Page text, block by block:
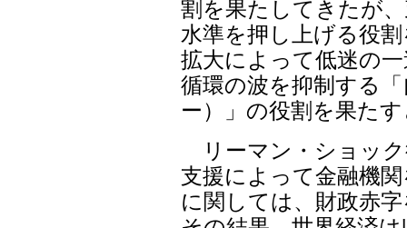
割を果たしてきたが
水準を押し上げる役
拡大によって低迷の
循環の波を抑制する
ー）」の役割を果た
リーマン・ショック
支援によって金融機
に関しては、財政赤